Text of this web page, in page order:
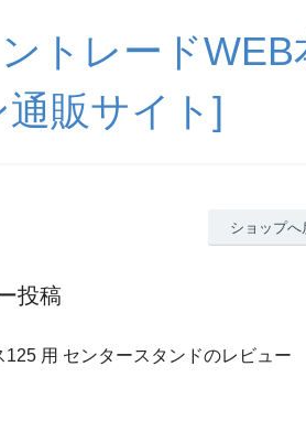
トレードWEB
販サイト]
ショップへ
投稿
用 センタースタンドのレビュー